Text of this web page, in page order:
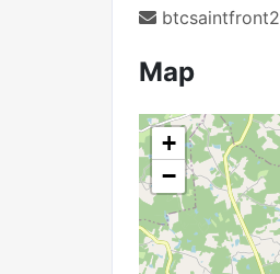
Map
+
−